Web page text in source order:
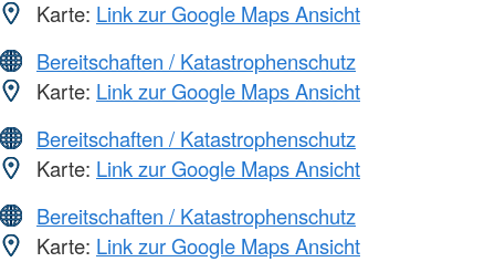
Karte: Link zur Google Maps Ansicht
Bereitschaften / Katastrophenschutz
Karte: Link zur Google Maps Ansicht
Bereitschaften / Katastrophenschutz
Karte: Link zur Google Maps Ansicht
Bereitschaften / Katastrophenschutz
Karte: Link zur Google Maps Ansicht